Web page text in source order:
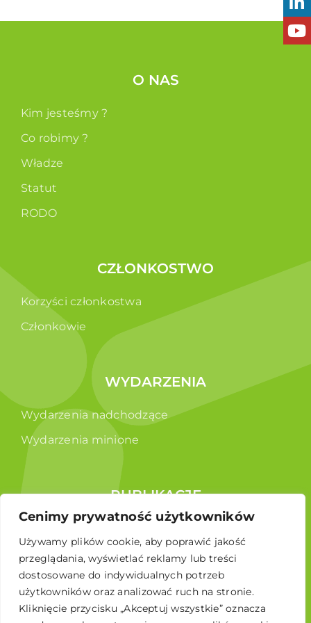
Cenimy prywatność użytkowników
Używamy plików cookie, aby poprawić jakość
przeglądania, wyświetlać reklamy lub treści
dostosowane do indywidualnych potrzeb
użytkowników oraz analizować ruch na stronie.
Kliknięcie przycisku „Akceptuj wszystkie” oznacza
O NAS
Kim jesteśmy ?
Co robimy ?
Władze
Statut
RODO
CZŁONKOSTWO
Korzyści członkostwa
Członkowie
WYDARZENIA
Wydarzenia nadchodzące
Wydarzenia minione
PUBLIKACJE
Raporty
Broszura edukacyjna